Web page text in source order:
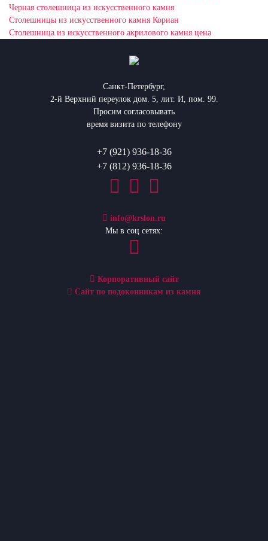
Черная столешница из искусственного камня
Столешницы из искусственного камня Кориан
Столешница из искусственного акрилового камня цена
Санкт-Петербург,
2-й Верхний переулок дом. 5, лит. И, пом. 99.
Просим согласовывать
время визита по телефону
+7 (921) 936-18-36
+7 (812) 936-18-36
info@krslon.ru
Мы в соц сетях:
Корпоративный сайт
Сайт по подоконникам из камня